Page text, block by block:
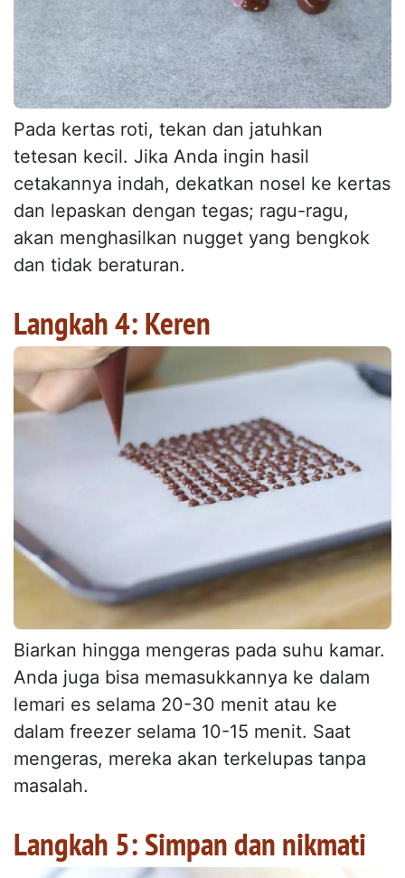
Pada kertas roti, tekan dan jatuhkan
tetesan kecil. Jika Anda ingin hasil
cetakannya indah, dekatkan nosel ke kertas
dan lepaskan dengan tegas; ragu-ragu,
akan menghasilkan nugget yang bengkok
dan tidak beraturan.
Langkah 4: Keren
Biarkan hingga mengeras pada suhu kamar.
Anda juga bisa memasukkannya ke dalam
lemari es selama 20-30 menit atau ke
dalam freezer selama 10-15 menit. Saat
mengeras, mereka akan terkelupas tanpa
masalah.
Langkah 5: Simpan dan nikmati